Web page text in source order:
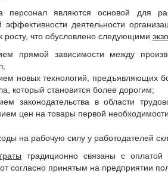
персонал являются основой для
эффективности деятельности
росту, что обусловлено следующими
прямой зависимости между
новых технологий, предъявляющих
который становится более дорогим;
законодательства в области
цен на товары первой необходимости.
на рабочую силу у работодателей
традиционно связаны с оплатой
согласно принятым на предприятии